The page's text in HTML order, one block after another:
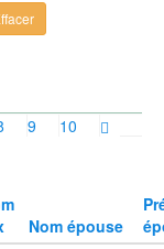
9 10
Nom épouse